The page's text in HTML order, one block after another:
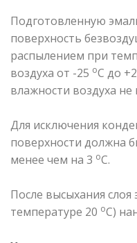
Подготовленную
поверхность
распылением при
воздуха от -25 оС до
влажности воздуха не
Для исключения
поверхности должна
менее чем на 3 оС.
После высыхания слоя
температуре 20 оС)